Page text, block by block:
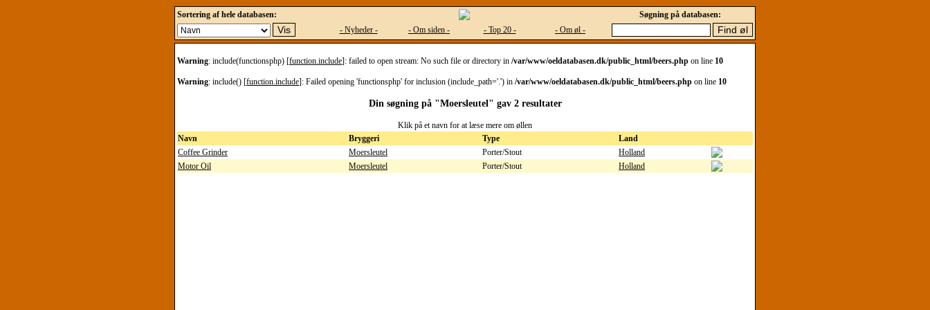
Sortering af hele databasen:
Søgning på databasen:
- Nyheder -
- Om siden - - Top 20 - - Om øl -
Warning: include(functionsphp) [function.include]: failed to open stream: No such file or directory in /var/www/oeldatabasen.dk/public_html/beers.php on line 10
Warning: include() [function.include]: Failed opening 'functionsphp' for inclusion (include_path='.') in /var/www/oeldatabasen.dk/public_html/beers.php on line 10
Din søgning på "Moersleutel" gav 2 resultater
Klik på et navn for at læse mere om øllen
Navn
Bryggeri Type
Land
Coffee Grinder
Moersleutel Porter/Stout
Holland
Motor Oil
Moersleutel Porter/Stout Holland